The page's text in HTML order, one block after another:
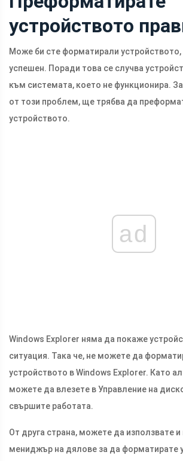
устройството
Може би сте форматирали устройството,
успешен. Поради това се случва
към системата, което не функционира.
от този проблем, ще трябва да
устройството.
ad
Windows Explorer няма да покаже
ситуация. Така че, не можете да
устройството в Windows Explorer. Като
можете да влезете в Управление на
свършите работата.
От друга страна, можете да използвате
мениджър на дялове за да форматирате